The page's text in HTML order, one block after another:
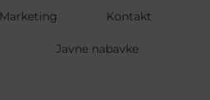
Marketing Kontakt
Javne nabavke